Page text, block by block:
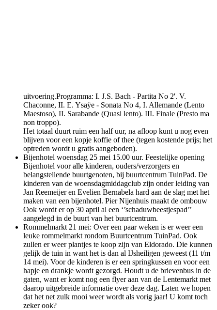
uitvoering.Programma: I. J.S. Bach - Partita No 2'. V.
Chaconne, II. E. Ysaÿe - Sonata No 4, I. Allemande (Lento
Maestoso), II. Sarabande (Quasi lento). III. Finale (Presto ma
non troppo).
Het totaal duurt ruim een half uur, na afloop kunt u nog even
blijven voor een kopje koffie of thee (tegen kostende prijs; het
optreden wordt u gratis aangeboden).
Bijenhotel woensdag 25 mei 15.00 uur. Feestelijke opening
Bijenhotel voor alle kinderen, ouders/verzorgers en
belangstellende buurtgenoten, bij buurtcentrum TuinPad. De
kinderen van de woensdagmiddagclub zijn onder leiding van
Jan Reemeijer en Evelien Bernabela hard aan de slag met het
maken van een bijenhotel. Pier Nijenhuis maakt de ombouw
Ook wordt er op 30 april al een ‘’schaduwbeestjespad’’
aangelegd in de buurt van het buurtcentrum.
Rommelmarkt 21 mei: Over een paar weken is er weer een
leuke rommelmarkt rondom Buurtcentrum TuinPad. Ook
zullen er weer plantjes te koop zijn van Eldorado. Die kunnen
gelijk de tuin in want het is dan al IJsheiligen geweest (11 t/m
14 mei). Voor de kinderen is er een springkussen en voor een
hapje en drankje wordt gezorgd. Houdt u de brievenbus in de
gaten, want er komt nog een flyer aan van de Lentemarkt met
daarop uitgebreide informatie over deze dag. Laten we hopen
dat het net zulk mooi weer wordt als vorig jaar! U komt toch
zeker ook?